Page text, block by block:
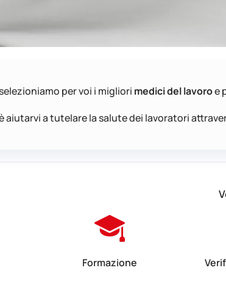
per voi i migliori medici del lavoroe
aiutarvi a tutelare la salute dei lavoratori
Formazione